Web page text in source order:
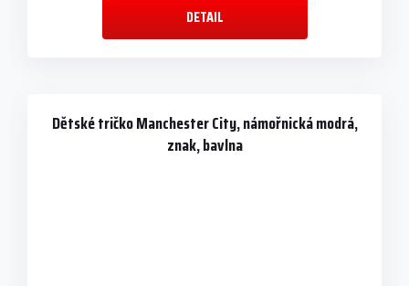
DETAIL
Dětské tričko Manchester City, námořnická modrá,
znak, bavlna